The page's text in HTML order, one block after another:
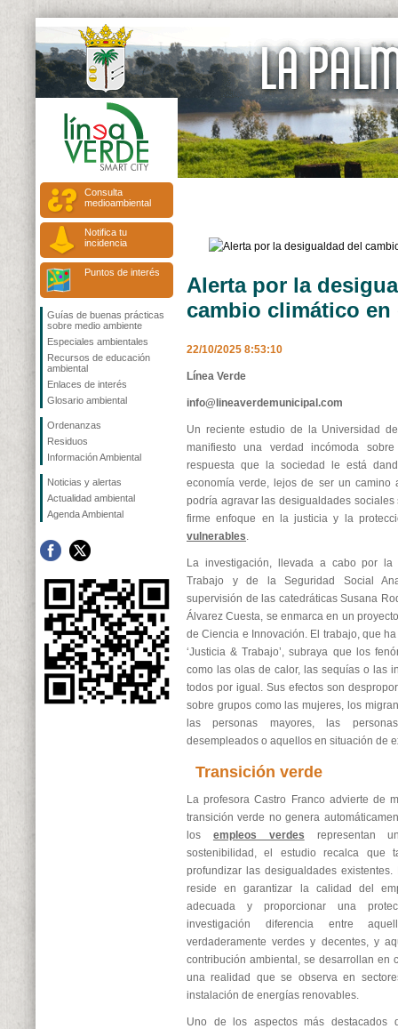
Consulta
medioambiental
Notifica tu
incidencia
Puntos de interés
Guías de buenas prácticas
sobre medio ambiente
Especiales ambientales
Recursos de educación
ambiental
Enlaces de interés
Glosario ambiental
Ordenanzas
Residuos
Información Ambiental
Noticias y alertas
Actualidad ambiental
Agenda Ambiental
Alerta por la
cambio climático en
22/10/2025 8:53:10
Línea Verde
info@lineaverdemunicipal.com
Un reciente estudio de la Universidad
manifiesto una verdad incómoda
respuesta que la sociedad le está
economía verde, lejos de ser un camino
podría agravar las desigualdades
firme enfoque en la justicia y la
vulnerables.
La investigación, llevada a cabo por
Trabajo y de la Seguridad Social
supervisión de las catedráticas Susana
Álvarez Cuesta, se enmarca en un
de Ciencia e Innovación. El trabajo, que
‘Justicia & Trabajo’, subraya que los
como las olas de calor, las sequías o las
todos por igual. Sus efectos son
sobre grupos como las mujeres, los
las personas mayores, las
desempleados o aquellos en situación de
Transición verde
La profesora Castro Franco advierte de
transición verde no genera
los empleos verdes representan
sostenibilidad, el estudio recalca que
profundizar las desigualdades
reside en garantizar la calidad del
adecuada y proporcionar una
investigación diferencia entre
verdaderamente verdes y decentes, y
contribución ambiental, se desarrollan en
una realidad que se observa en
instalación de energías renovables.
Uno de los aspectos más destacados